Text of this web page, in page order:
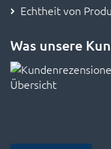
Echtheit von
Was unsere